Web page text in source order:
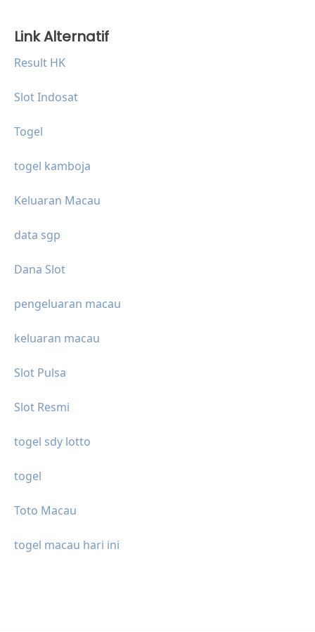
Link Alternatif
Result HK
Slot Indosat
Togel
togel kamboja
Keluaran Macau
data sgp
Dana Slot
pengeluaran macau
keluaran macau
Slot Pulsa
Slot Resmi
togel sdy lotto
togel
Toto Macau
togel macau hari ini